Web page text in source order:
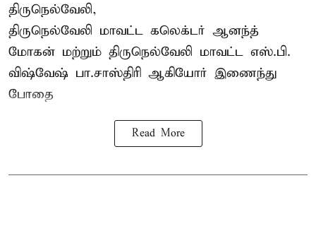
திருநெல்வேலி,
திருநெல்வேலி மாவட்ட கலெக்டர் ஆனந்த்
மோகன் மற்றும் திருநெல்வேலி மாவட்ட எஸ்.பி.
விஷ்வேஷ் பா.சாஸ்திரி ஆகியோர் இணைந்து
போதை
Read More